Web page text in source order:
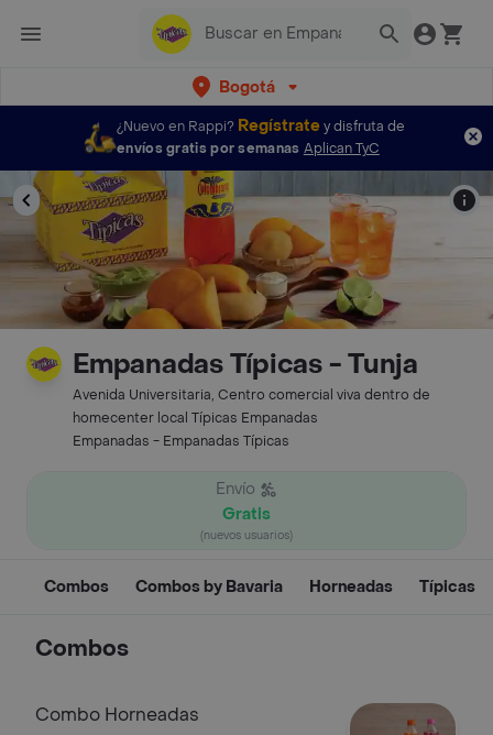
Bogotá
¿Nuevo en Rappi? Regístratey disfruta de
envíos gratis por semanas Aplican TyC
Empanadas Típicas - Tunja
Avenida Universitaria, Centro comercial viva dentro de
homecenter local Típicas Empanadas
Empanadas - Empanadas Típicas
Envío
Gratis
(nuevos usuarios)
Combos Combos by Bavaria Horneadas Típicas
Combos
Combo Horneadas